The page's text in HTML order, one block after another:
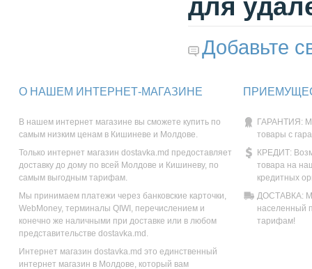
для
Добавьте
О НАШЕМ ИНТЕРНЕТ-МАГАЗИНЕ
В нашем интернет магазине вы сможете купить по
самым низким ценам в Кишиневе и Молдове.
Только интернет магазин dostavka.md предоставляет
доставку до дому по всей Молдове и Кишиневу, по
самым выгодным тарифам.
Мы принимаем платежи через банковские карточки,
WebMoney, терминалы QIWI, перечислением и
конечно же наличными при доставке или в любом
представительстве dostavka.md.
Интернет магазин dostavka.md это единственный
интернет магазин в Молдове, который вам
ГАРАНТИЯ:
товары с
КРЕДИТ:
товара на
кредитных
ДОСТАВКА:
населенный
тарифам!